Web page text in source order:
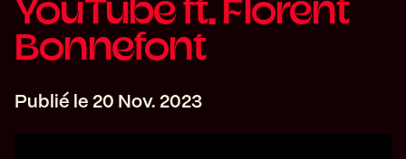
YouTube ft. Florent
Bonnefont
Publié le 20 Nov. 2023